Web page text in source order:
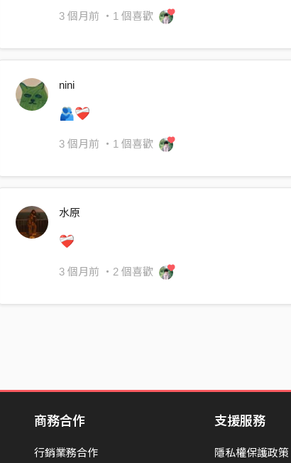
想當最自由的人 我把它當成寄託
想著五樣東西 得感受它的觸感
但這次魔鬼沒得逞 我感受到脖頸上的溫暖
我討厭完美主義一再反覆
我討厭我的聲音我的感觸
山川會崩塌宇宙也會熱寂
我走得匆忙逃避所有課題
世界末日後我也會死在這裡
我總AIM HIGH但總到不了
我總AIM HIGH但總到不了
我總AIM HIGH但總到不了
3 個月前 ・1 個喜歡
nini
🫂❤️‍🩹
3 個月前 ・1 個喜歡
水原
❤️‍🩹
3 個月前 ・2 個喜歡
商務合作
行銷業務合作
支援服務
隱私權保護政策